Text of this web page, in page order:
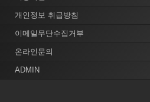
개인정보 취급방침
이메일무단수집거부
온라인문의
ADMIN